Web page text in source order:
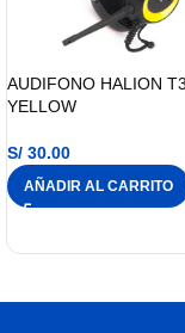
AUDIFONO HALION T3
YELLOW
S/ 30.00
AÑADIR AL CARRITO